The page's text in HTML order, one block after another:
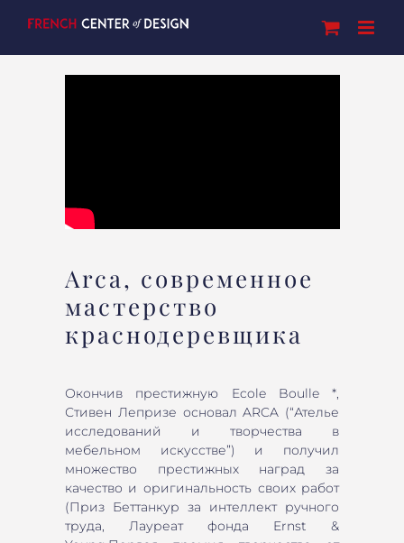
Arca, современное
мастерство
краснодеревщика
Окончив престижную Ecole Boulle *,
Стивен Лепризе основал ARCA (“Ателье
исследований и творчества в
мебельном искусстве”) и получил
множество престижных наград за
качество и оригинальность своих работ
(Приз Беттанкур за интеллект ручного
труда, Лауреат фонда Ernst &